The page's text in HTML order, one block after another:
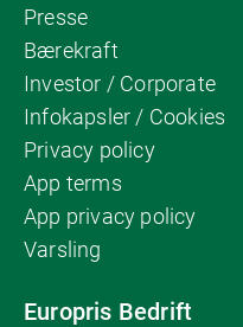
Presse
Bærekraft
Investor / Corporate
Infokapsler / Cookies
Privacy policy
App terms
App privacy policy
Varsling
Europris Bedrift